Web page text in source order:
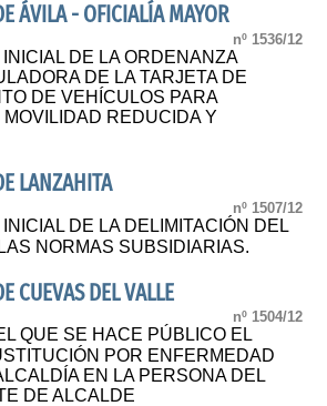
ÁVILA - OFICIALÍA MAYOR
nº 1536/12
DE LA ORDENANZA
DE LA TARJETA DE
DE VEHÍCULOS PARA
REDUCIDA Y
LANZAHITA
nº 1507/12
DE LA DELIMITACIÓN DEL
NORMAS SUBSIDIARIAS.
CUEVAS DEL VALLE
nº 1504/12
QUE SE HACE PÚBLICO EL
POR ENFERMEDAD
EN LA PERSONA DEL
DE ALCALDE